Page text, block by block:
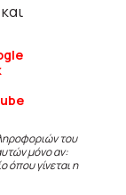
και
του
μόνο αν:
όπου γίνεται η